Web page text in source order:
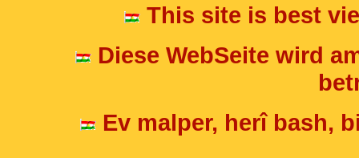
This site is best
Diese WebSeite wird
Ev malper, herî bash,